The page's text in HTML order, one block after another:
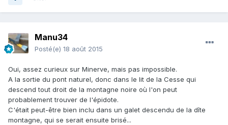
Manu34
Posté(e) 18 août 2015
Oui, assez curieux sur Minerve, mais pas impossible.
A la sortie du pont naturel, donc dans le lit de la Cesse qui
descend tout droit de la montagne noire où l'on peut
probablement trouver de l'épidote.
C'était peut-être bien inclu dans un galet descendu de la dîte
montagne, qui se serait ensuite brisé...